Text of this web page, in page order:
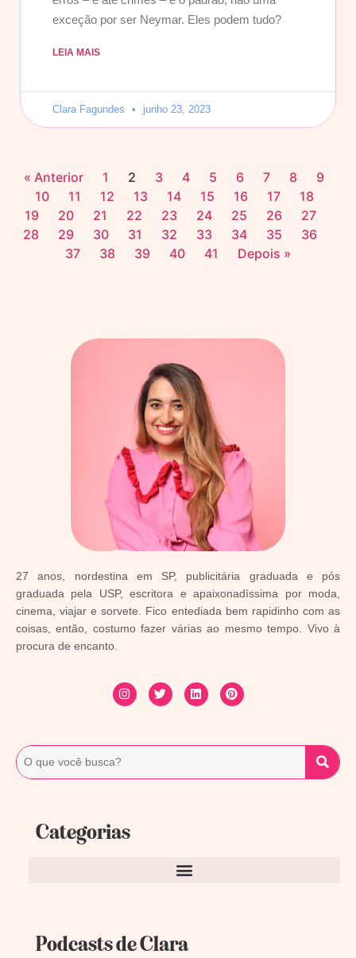
exceção por ser Neymar. Eles podem tudo?
LEIA MAIS
Clara Fagundes junho 23, 2023
« Anterior 1 2 3 4 5 6 7 8
9
10
11 12 13 14 15 16 17
18
19
20 21 22 23 24 25 26
27
28
29 30 31 32 33 34 35
36
37
38 39 40 41 Depois »
27 anos, nordestina em SP, publicitária graduada e pós
graduada pela USP, escritora e apaixonadíssima por moda,
cinema, viajar e sorvete. Fico entediada bem rapidinho com as
coisas, então, costumo fazer várias ao mesmo tempo. Vivo à
procura de encanto.
Categorias
Podcasts de Clara